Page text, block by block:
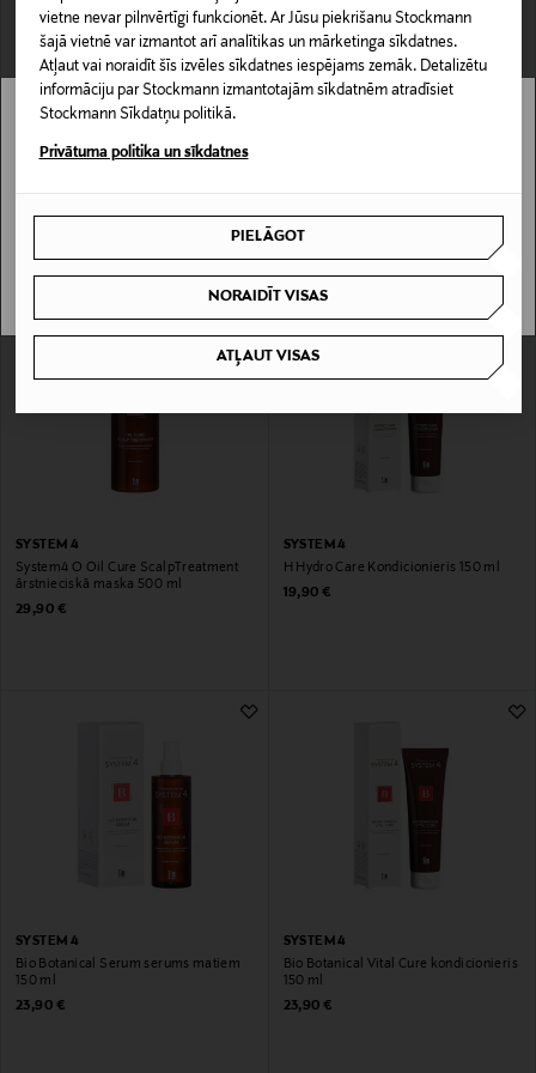
vietne nevar pilnvērtīgi funkcionēt. Ar Jūsu piekrišanu Stockmann
šajā vietnē var izmantot arī analītikas un mārketinga sīkdatnes.
Atļaut vai noraidīt šīs izvēles sīkdatnes iespējams zemāk. Detalizētu
informāciju par Stockmann izmantotajām sīkdatnēm atradīsiet
Stockmann Sīkdatņu politikā.
Privātuma politika un sīkdatnes
PIELĀGOT
NORAIDĪT VISAS
ATĻAUT VISAS
SYSTEM 4
19,90 € 29,90 €
SYSTEM 4
System4 O Oil Cure ScalpTreatment
ārstnieciskā maska ​​500 ml
Original Price
29,90 €
SYSTEM 4
H Hydro Care Kondicionieris 150 ml
Original Price
19,90 €
SYSTEM 4
Bio Botanical Serum serums matiem
150 ml
Original Price
23,90 €
SYSTEM 4
Bio Botanical Vital Cure kondicionieris
150 ml
Original Price
23,90 €
Stockmann nav pieejams tavā valstī.
I UNDERSTAND